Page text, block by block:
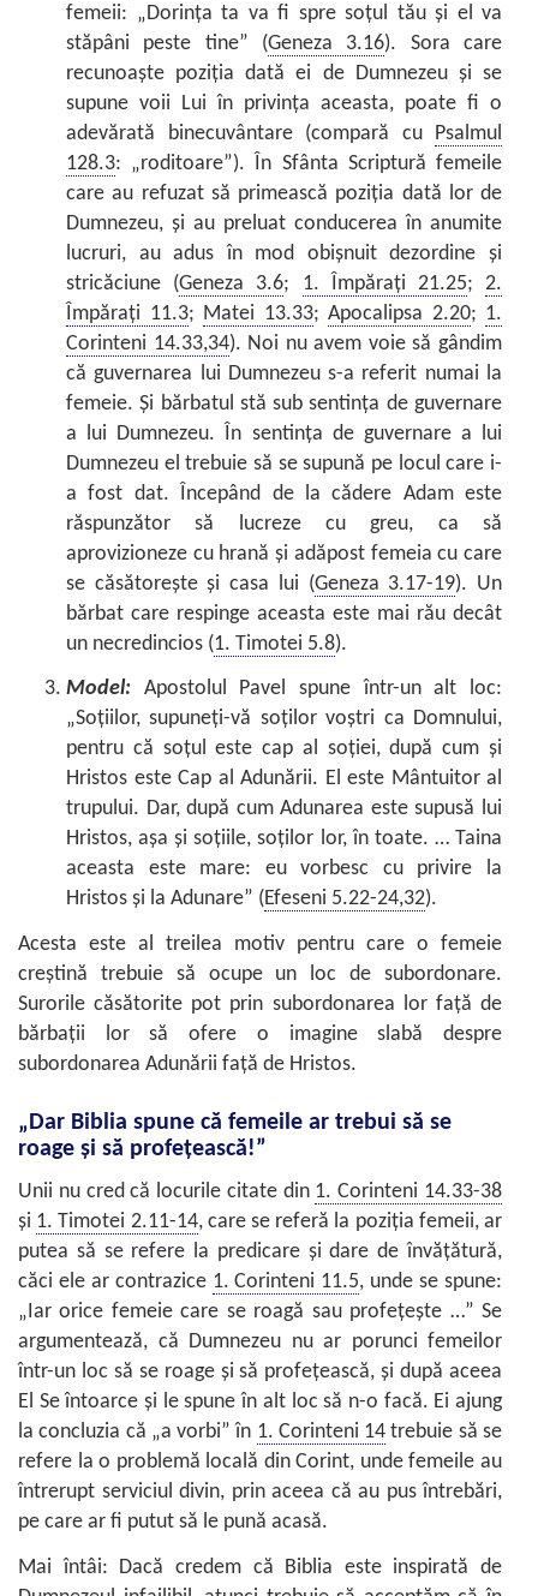
femeii: „Dorinţa ta va fi spre soţul tău şi el va
stăpâni peste tine” (Geneza 3.16). Sora care
recunoaşte poziţia dată ei de Dumnezeu şi se
supune voii Lui în privinţa aceasta, poate fi o
adevărată binecuvântare (compară cu
Psalmul
128.3: „roditoare”). În Sfânta Scriptură femeile
care au refuzat să primească poziţia dată lor de
Dumnezeu, şi au preluat conducerea în anumite
lucruri, au adus în mod obişnuit dezordine şi
stricăciune (Geneza 3.6; 1. Împăraţi 21.25;2.
Împăraţi 11.3; Matei 13.33; Apocalipsa 2.20; 1.
Corinteni 14.33,34). Noi nu avem voie să gândim
că guvernarea lui Dumnezeu s-a referit numai la
femeie. Şi bărbatul stă sub sentinţa de guvernare
a lui Dumnezeu. În sentinţa de guvernare a lui
Dumnezeu el trebuie să se supună pe locul care i-
a fost dat. Începând de la cădere Adam este
răspunzător să lucreze cu greu, ca să
aprovizioneze cu hrană şi adăpost femeia cu care
se căsătoreşte şi casa lui (Geneza 3.17-19). Un
bărbat care respinge aceasta este mai rău decât
un necredincios (1. Timotei 5.8).
Model: Apostolul Pavel spune într-un alt loc:
„Soţiilor, supuneţi-vă soţilor voştri ca Domnului,
pentru că soţul este cap al soţiei, după cum şi
Hristos este Cap al Adunării. El este Mântuitor al
trupului. Dar, după cum Adunarea este supusă lui
Hristos, aşa şi soţiile, soţilor lor, în toate. … Taina
aceasta este mare: eu vorbesc cu privire la
Hristos şi la Adunare” (Efeseni 5.22-24,32).
Acesta este al treilea motiv pentru care o femeie
creştină trebuie să ocupe un loc de subordonare.
Surorile căsătorite pot prin subordonarea lor faţă de
bărbaţii lor să ofere o imagine slabă despre
subordonarea Adunării faţă de Hristos.
„Dar Biblia spune că femeile ar trebui să se
roage şi să profeţească!”
Unii nu cred că locurile citate din 1. Corinteni 14.33-38
şi 1. Timotei 2.11-14, care se referă la poziţia femeii, ar
putea să se refere la predicare şi dare de învăţătură,
căci ele ar contrazice 1. Corinteni 11.5, unde se spune:
„Iar orice femeie care se roagă sau profeţeşte …” Se
argumentează, că Dumnezeu nu ar porunci femeilor
într-un loc să se roage şi să profeţească, şi după aceea
El Se întoarce şi le spune în alt loc să n-o facă. Ei ajung
la concluzia că „a vorbi” în 1. Corinteni 14 trebuie să se
refere la o problemă locală din Corint, unde femeile au
întrerupt serviciul divin, prin aceea că au pus întrebări,
pe care ar fi putut să le pună acasă.
Mai întâi: Dacă credem că Biblia este inspirată de